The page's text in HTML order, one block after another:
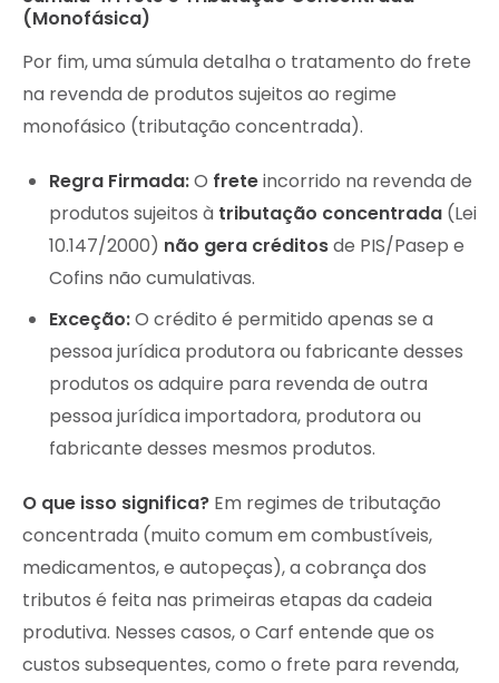
(Monofásica)
Por fim, uma súmula detalha o tratamento do frete
na revenda de produtos sujeitos ao regime
monofásico (tributação concentrada).
Regra Firmada:O freteincorrido na revenda de
produtos sujeitos à tributação concentrada (Lei
10.147/2000) não gera créditosde PIS/Pasep e
Cofins não cumulativas.
Exceção:O crédito é permitido apenas se a
pessoa jurídica produtora ou fabricante desses
produtos os adquire para revenda de outra
pessoa jurídica importadora, produtora ou
fabricante desses mesmos produtos.
O que isso significa? Em regimes de tributação
concentrada (muito comum em combustíveis,
medicamentos, e autopeças), a cobrança dos
tributos é feita nas primeiras etapas da cadeia
produtiva. Nesses casos, o Carf entende que os
custos subsequentes, como o frete para revenda,